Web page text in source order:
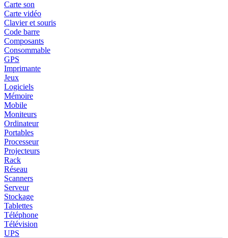
Carte son
Carte vidéo
Clavier et souris
Code barre
Composants
Consommable
GPS
Imprimante
Jeux
Logiciels
Mémoire
Mobile
Moniteurs
Ordinateur
Portables
Processeur
Projecteurs
Rack
Réseau
Scanners
Serveur
Stockage
Tablettes
Téléphone
Télévision
UPS